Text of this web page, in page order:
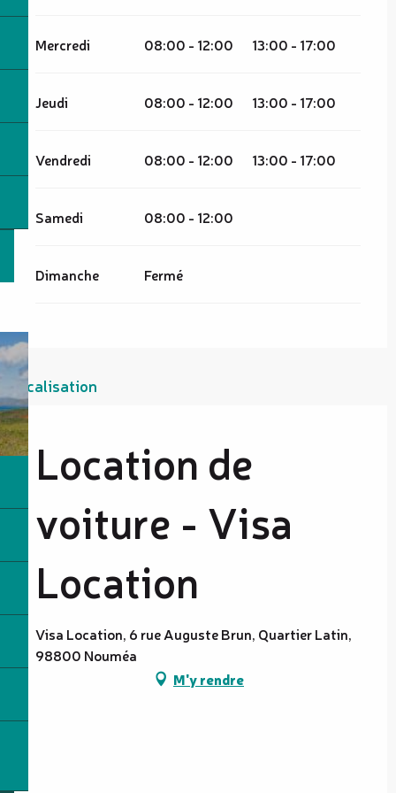
Mercredi 08:00 - 12:00 13:00 - 17:00
Jeudi 08:00 - 12:00 13:00 - 17:00
Vendredi 08:00 - 12:00 13:00 - 17:00
Samedi 08:00 - 12:00
Dimanche Fermé
Localisation
Location de
voiture - Visa
Location
Visa Location, 6 rue Auguste Brun, Quartier Latin,
98800 Nouméa
M'y rendre